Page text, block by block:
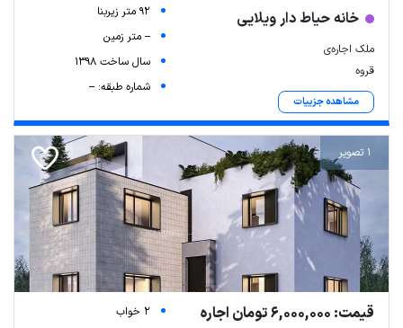
خانه حیاط دار ویلایی
ملک اجاره‌ی
قروه
مشاهده جزییات
92 متر زیربنا
-- متر زمین
سال ساخت 1398
شماره طبقه: --
1 تصویر
قیمت: 6,000,000 تومان اجاره
2 خواب